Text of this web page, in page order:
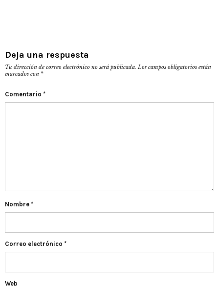
Deja una respuesta
Tu dirección de correo electrónico no será publicada. Los campos obligatorios están
marcados con *
Comentario *
Nombre *
Correo electrónico *
Web